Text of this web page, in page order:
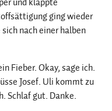
ging wieder
nach einer halben
Fieber. Okay, sage ich.
Josef. Uli kommt zu
Schlaf gut. Danke.